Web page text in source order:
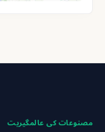
مصنوعات کی عالمگیریت